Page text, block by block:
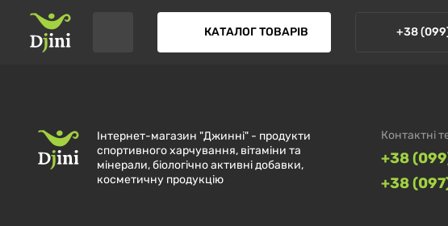
КАТАЛОГ ТОВАРІВ +38
Інтернет-магазин "Джинні" - продукти
спортивного харчування, вітаміни та
мінерали, біологічно активні добавки,
косметичну продукцію
Контактні
+38
+38